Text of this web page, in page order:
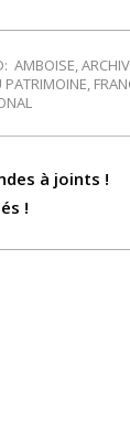
AMBOISE,
,
à joints !
!